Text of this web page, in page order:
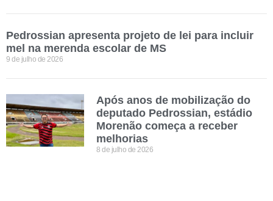
Pedrossian apresenta projeto de lei para incluir
mel na merenda escolar de MS
9 de julho de 2026
Após anos de mobilização do
deputado Pedrossian, estádio
Morenão começa a receber
melhorias
8 de julho de 2026